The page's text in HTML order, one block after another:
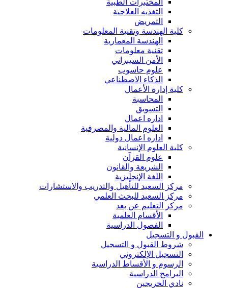
المختبرات الطبية
التغذيه العلاجية
التمريض
كلية الهندسة وتقنية المعلومات
الهندسة المعمارية
تقنية معلومات
الأمن السيبراني
علوم حاسوب
الذكاء الاصطناعي
كلية إدارة الأعمال
المحاسبة
التسويق
اداره اعمال
العلوم المالية والمصرفية
اداره اعمال دولية
كلية العلوم الإنسانية
علوم القرآن
الشريعة والقانون
اللغة الإنجليزية
مركز السعيد للتأهيل والتدريب والاستشارات
مركز السعيد للبحث العلمي
مركز التعليم عن بعد
الأقسام العلمية
الفصول الدراسية
القبول و التسجيل
شروط القبول و التسجيل
التسجيل الإلكتروني
الرسوم و الأقساط الدراسية
البرامج الدراسية
نادي الخريجين